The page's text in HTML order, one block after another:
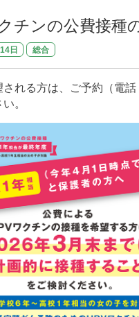
チンの公費接種
日 総合
される方は、ご予約（電
。